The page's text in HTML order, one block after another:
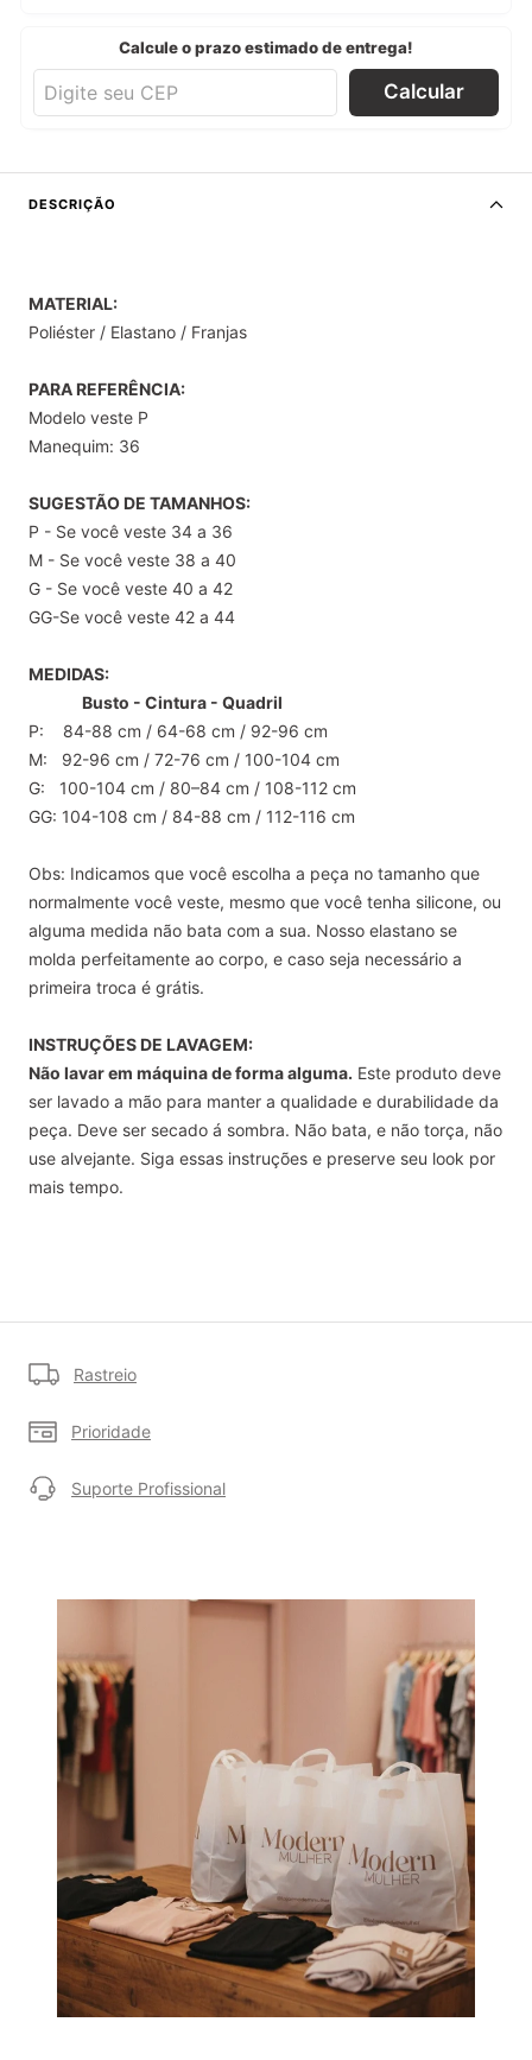
Calcule o prazo estimado de entrega!
Calcular
DESCRIÇÃO
MATERIAL:
Poliéster / Elastano / Franjas
PARA REFERÊNCIA:
Modelo veste P
Manequim: 36
SUGESTÃO DE TAMANHOS:
P - Se você veste 34 a 36
M - Se você veste 38 a 40
G - Se você veste 40 a 42
GG-Se você veste 42 a 44
MEDIDAS:
Busto - Cintura - Quadril
P: 84-88 cm / 64-68 cm / 92-96 cm
M: 92-96 cm / 72-76 cm / 100-104 cm
G: 100-104 cm / 80–84 cm / 108-112 cm
GG: 104-108 cm / 84-88 cm / 112-116 cm
Obs: Indicamos que você escolha a peça no tamanho que
normalmente você veste, mesmo que você tenha silicone, ou
alguma medida não bata com a sua. Nosso elastano se
molda perfeitamente ao corpo, e caso seja necessário a
primeira troca é grátis.
INSTRUÇÕES DE LAVAGEM:
Não lavar em máquina de forma alguma. Este produto deve
ser lavado a mão para manter a qualidade e durabilidade da
peça. Deve ser secado á sombra. Não bata, e não torça, não
use alvejante. Siga essas instruções e preserve seu look por
mais tempo.
Rastreio
Prioridade
Suporte Profissional